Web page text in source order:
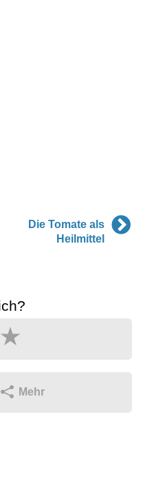
Die Tomate als
Heilmittel
Mehr